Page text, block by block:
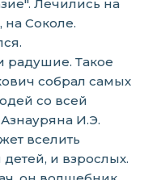
Лечились на
на Соколе.
радушие. Такое
собрал самых
со всей
И.Э.
вселить
и взрослых.